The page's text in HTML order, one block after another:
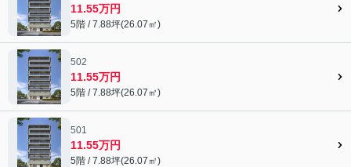
11.55万円
5階 / 7.88坪(26.07㎡)
502
11.55万円
5階 / 7.88坪(26.07㎡)
501
11.55万円
5階 / 7.88坪(26.07㎡)